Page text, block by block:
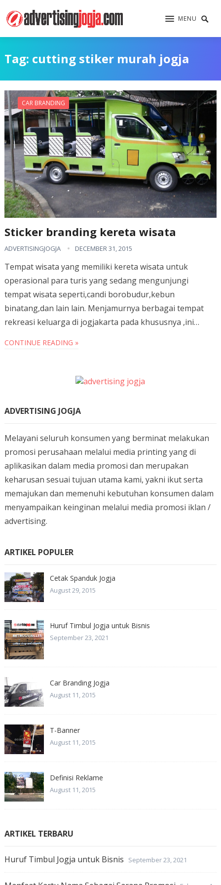
MENU
Tag: cutting stiker murah jogja
CAR BRANDING
Sticker branding kereta wisata
ADVERTISINGJOGJA DECEMBER 31, 2015
Tempat wisata yang memiliki kereta wisata untuk
operasional para turis yang sedang mengunjungi
tempat wisata seperti,candi borobudur,kebun
binatang,dan lain lain. Menjamurnya berbagai tempat
rekreasi keluarga di jogjakarta pada khususnya ,ini…
CONTINUE READING »
ADVERTISING JOGJA
Melayani seluruh konsumen yang berminat melakukan
promosi perusahaan melalui media printing yang di
aplikasikan dalam media promosi dan merupakan
keharusan sesuai tujuan utama kami, yakni ikut serta
memajukan dan memenuhi kebutuhan konsumen dalam
menyampaikan keinginan melalui media promosi iklan /
advertising.
ARTIKEL POPULER
Cetak Spanduk Jogja
August 29, 2015
Huruf Timbul Jogja untuk Bisnis
September 23, 2021
Car Branding Jogja
August 11, 2015
T-Banner
August 11, 2015
Definisi Reklame
August 11, 2015
ARTIKEL TERBARU
Huruf Timbul Jogja untuk Bisnis September 23, 2021